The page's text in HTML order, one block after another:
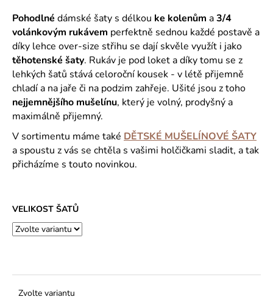
Pohodlné dámské šaty s délkou ke kolenům a3/4
volánkovým rukávem perfektně sednou každé postavě a
díky lehce over-size střihu se dají skvěle využít i jako
těhotenské šaty. Rukáv je pod loket a díky tomu se z
lehkých šatů stává celoroční kousek - v létě přijemně
chladí a na jaře či na podzim zahřeje. Ušité jsou z toho
nejjemnějšího mušelínu, který je volný, prodyšný a
maximálně přijemný.
V sortimentu máme také DĚTSKÉ MUŠELÍNOVÉ ŠATY
a spoustu z vás se chtěla s vašimi holčičkami sladit, a tak
přicházíme s touto novinkou.
VELIKOST ŠATŮ
Zvolte variantu
o
r
u
č
u
j
e
m
e